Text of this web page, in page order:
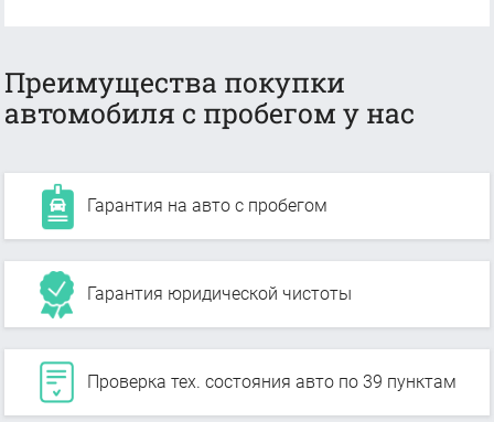
Преимущества покупки
автомобиля с пробегом у нас
Гарантия на авто с пробегом
Гарантия юридической чистоты
Проверка тех. состояния авто по 39 пунктам